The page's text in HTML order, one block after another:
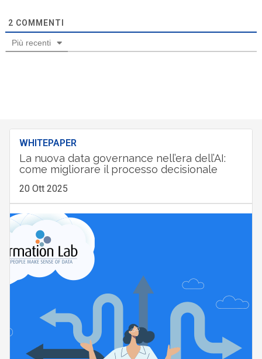
2 COMMENTI
Più recenti
WHITEPAPER
La nuova data governance nell’era dell’AI:
come migliorare il processo decisionale
20 Ott 2025